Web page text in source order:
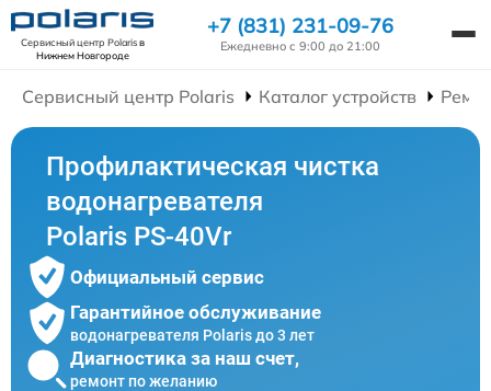
Сервисный центр Polarisв
Нижнем Новгороде
+7 (831) 231-09-76
Ежедневно с 9:00 до 21:00
Сервисный центр Polaris Каталог устройств
Профилактическая чистка
водонагревателя
Polaris PS-40Vr
Официальный сервис
Гарантийное обслуживание
водонагревателя Polaris до 3 лет
Диагностика за наш счет,
ремонт по желанию